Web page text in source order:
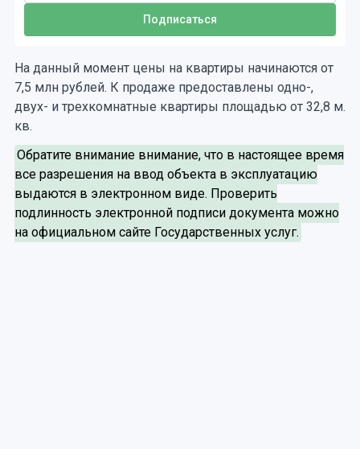
На данный момент цены на квартиры начинаются от
7,5 млн рублей. К продаже предоставлены одно-,
двух- и трехкомнатные квартиры площадью от 32,8 м.
кв.
Обратите внимание внимание, что в настоящее время
все разрешения на ввод объекта в эксплуатацию
выдаются в электронном виде. Проверить
подлинность электронной подписи документа можно
на официальном сайте Государственных услуг.